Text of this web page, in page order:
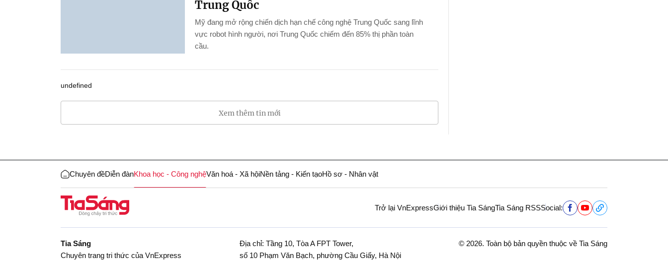
Trung Quốc
Mỹ đang mở rộng chiến dịch hạn chế công nghệ Trung Quốc sang lĩnh
vực robot hình người, nơi Trung Quốc chiếm đến 85% thị phần toàn
cầu.
undefined
Xem thêm tin mới
Chuyên đềDiễn đànKhoa học - Công nghệVăn hoá - Xã hộiNền tảng - Kiến tạoHồ sơ - Nhân vật
Trở lại VnExpressGiới thiệu Tia SángTia Sáng RSSSocial:
Tia Sáng
Chuyên trang tri thức của VnExpress
Địa chỉ: Tầng 10, Tòa A FPT Tower,
số 10 Phạm Văn Bạch, phường Cầu Giấy, Hà Nội
© 2026. Toàn bộ bản quyền thuộc về Tia Sáng